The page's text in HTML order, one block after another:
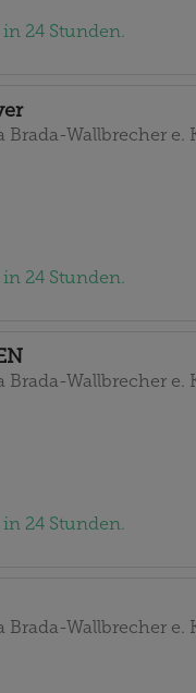
24 Stunden.
Wallbrecher e.
24 Stunden.
Wallbrecher e.
24 Stunden.
Wallbrecher e.